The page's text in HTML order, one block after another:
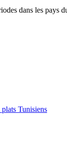
dans les
plats Tunisiens